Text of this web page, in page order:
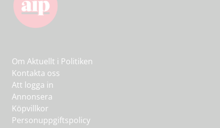
Om Aktuellt i Politiken
Kontakta oss
Att logga in
Annonsera
Köpvillkor
Personuppgiftspolicy